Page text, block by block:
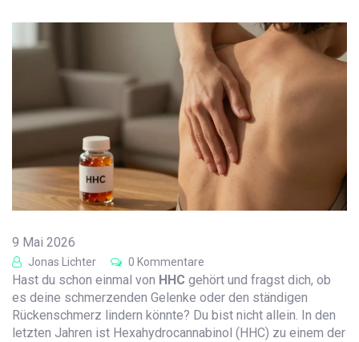
9 Mai 2026
Jonas Lichter 0 Kommentare
Hast du schon einmal von HHC gehört und fragst dich, ob
es deine schmerzenden Gelenke oder den ständigen
Rückenschmerz lindern könnte? Du bist nicht allein. In den
letzten Jahren ist Hexahydrocannabinol (HHC) zu einem der